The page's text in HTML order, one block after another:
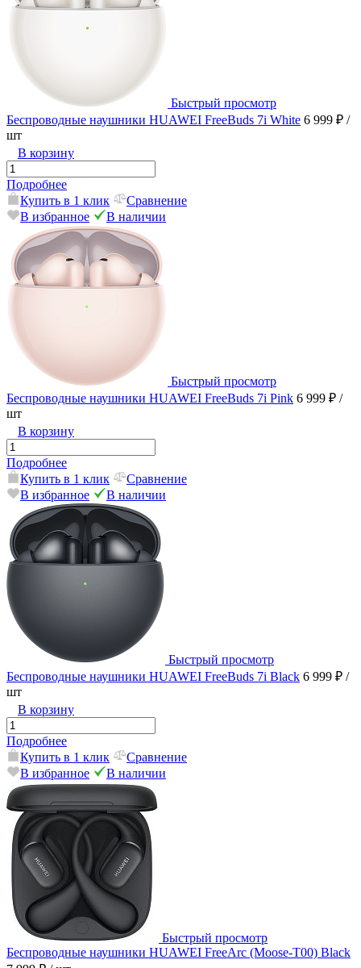
Быстрый просмотр
Беспроводные наушники HUAWEI FreeBuds 7i White 6 999 ₽ /
шт
В корзину
Подробнее
Купить в 1 клик
Сравнение
В избранное
В наличии
Быстрый просмотр
Беспроводные наушники HUAWEI FreeBuds 7i Pink 6 999 ₽ /
шт
В корзину
Подробнее
Купить в 1 клик
Сравнение
В избранное
В наличии
Быстрый просмотр
Беспроводные наушники HUAWEI FreeBuds 7i Black 6 999 ₽ /
шт
В корзину
Подробнее
Купить в 1 клик
Сравнение
В избранное
В наличии
Быстрый просмотр
Беспроводные наушники HUAWEI FreeArc (Moose-T00) Black